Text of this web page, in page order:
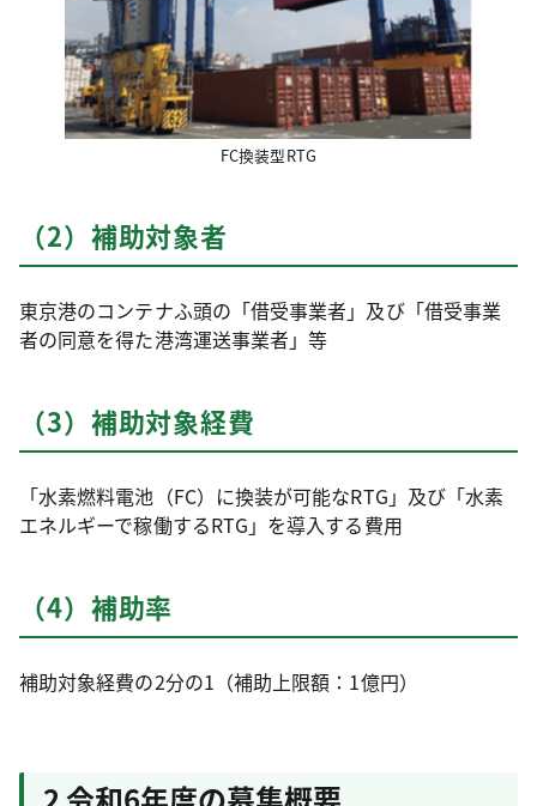
FC換装型RTG
（2）補助対象者
東京港のコンテナふ頭の「借受事業者」及び「借受事業
者の同意を得た港湾運送事業者」等
（3）補助対象経費
「水素燃料電池（FC）に換装が可能なRTG」及び「水素
エネルギーで稼働するRTG」を導入する費用
（4）補助率
補助対象経費の2分の1（補助上限額：1億円）